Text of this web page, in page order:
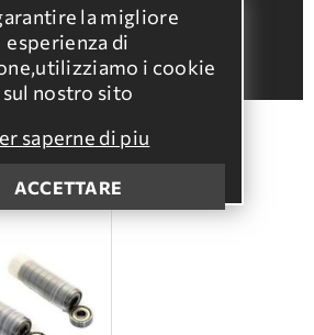
la migliore
esperienza di
i cookie
sul nostro sito
saperne di piu
ACCETTARE
a tipo ''T''